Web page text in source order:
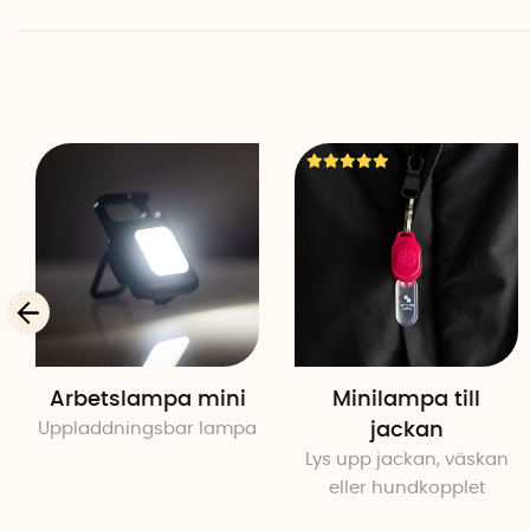
Arbetslampa mini
Uppladdningsbar lampa
Minilampa till
jackan
Lys upp jackan, väskan
eller hundkopplet